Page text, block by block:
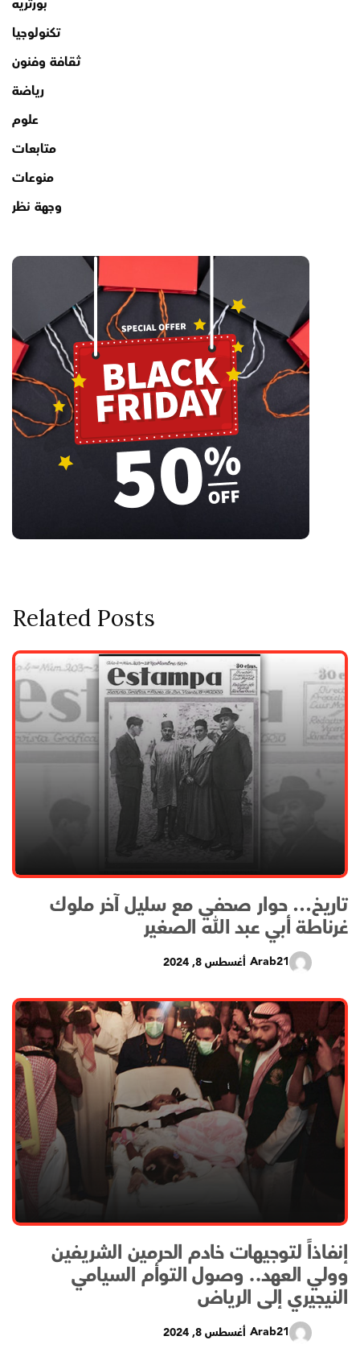
بورتريه
تكنولوجيا
ثقافة وفنون
رياضة
علوم
متابعات
منوعات
وجهة نظر
Related Posts
تاريخ… حوار صحفي مع سليل آخر ملوك
غرناطة أبي عبد الله الصغير
Arab21 أغسطس 8, 2024
إنفاذاً لتوجيهات خادم الحرمين الشريفين
وولي العهد.. وصول التوأم السيامي
النيجيري إلى الرياض
Arab21 أغسطس 8, 2024